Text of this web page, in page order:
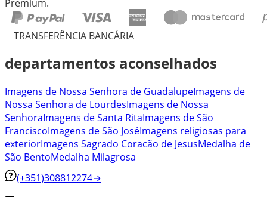
Premium.
TRANSFERÊNCIA BANCÁRIA
departamentos aconselhados
Imagens de Nossa Senhora de GuadalupeImagens de
Nossa Senhora de LourdesImagens de Nossa
SenhoraImagens de Santa RitaImagens de São
FranciscoImagens de São JoséImagens religiosas para
exteriorImagens Sagrado Coracão de JesusMedalha de
São BentoMedalha Milagrosa
(+351)308812274→